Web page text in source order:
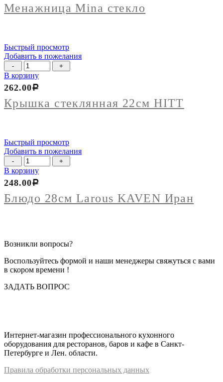
стекло
Менажница Mina стекло
Быстрый просмотр
Добавить в пожелания
Количество
товара
Крышка
стеклянная
22см
HITT
В корзину
Крышка стеклянная 22см HITT
262.00Р
Быстрый просмотр
Добавить в пожелания
Количество
товара
Блюдо
28см
Larous
KAVEN
В корзину
Блюдо 28см Larous KAVEN Иран
248.00Р
Возникли вопросы?
Воспользуйтесь формой и наши менеджеры свяжуться с вами
в скором времени !
ЗАДАТЬ ВОПРОС
Интернет-магазин профессионального кухонного
оборудования для ресторанов, баров и кафе в Санкт-
Петербурге и Лен. области.
Правила обработки персональных данных